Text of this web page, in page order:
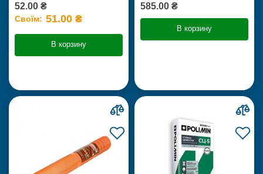
52.00 ₴
Своїм: 51.00 ₴
В корзину
585.00 ₴
В корзину